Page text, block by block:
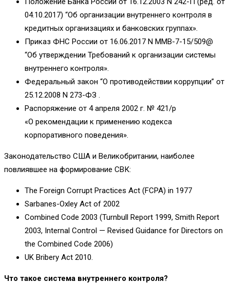
04.10.2017) “Об организации внутреннего контроля в
кредитных организациях и банковских группах».
Приказ ФНС России от 16.06.2017 N ММВ-7-15/509@
“Об утверждении Требований к организации системы
внутреннего контроля».
Федеральный закон “О противодействии коррупции” от
25.12.2008 N 273-ФЗ .
Распоряжение от 4 апреля 2002 г. № 421/р
«О рекомендации к применению кодекса
корпоративного поведения».
Законодательство США и Великобритании, наиболее
повлиявшее на формирование СВК:
The Foreign Corrupt Practices Act (FCPA) in 1977
Sarbanes-Oxley Act of 2002
Combined Code 2003 (Turnbull Report 1999, Smith Report
2003, Internal Control — Revised Guidance for Directors on
the Combined Code 2006)
UK Bribery Act 2010.
Что такое система внутреннего контроля?